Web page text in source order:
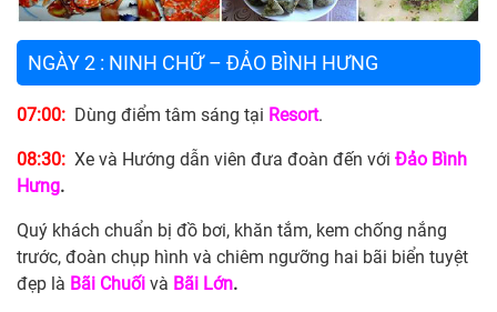
NGÀY 2 : NINH CHỮ – ĐẢO BÌNH HƯNG
07:00: Dùng điểm tâm sáng tại Resort.
08:30: Xe và Hướng dẫn viên đưa đoàn đến với Đảo Bình
Hưng.
Quý khách chuẩn bị đồ bơi, khăn tắm, kem chống nắng
trước, đoàn chụp hình và chiêm ngưỡng hai bãi biển tuyệt
đẹp là Bãi Chuối và Bãi Lớn.